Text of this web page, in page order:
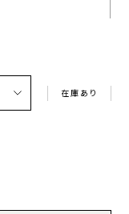
在庫あり